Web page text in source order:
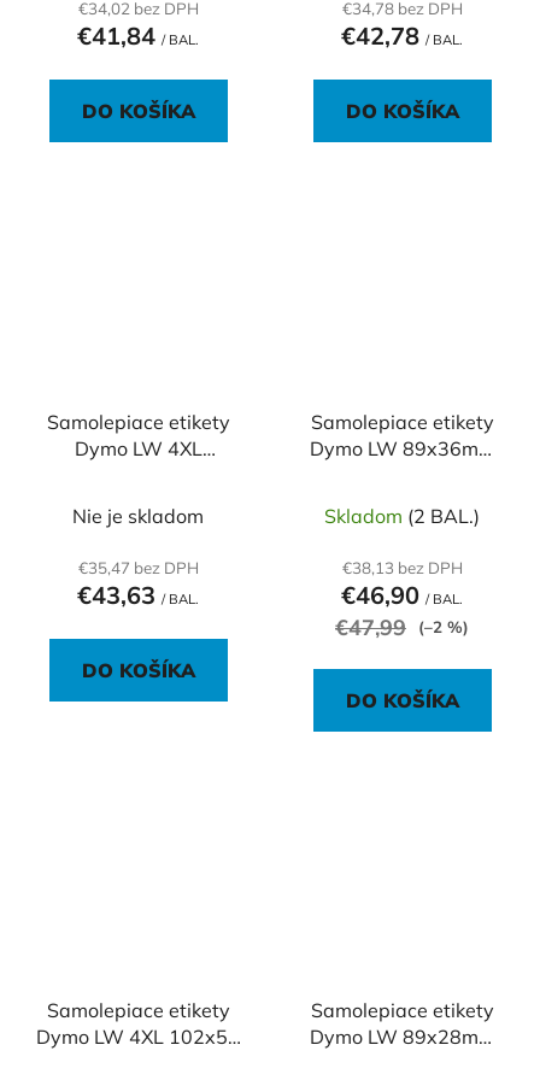
€34,02 bez DPH
€41,84 / BAL.
DO KOŠÍKA
€34,78 bez DPH
€42,78 / BAL.
DO KOŠÍKA
Samolepiace etikety
Dymo LW 4XL
Nie je skladom
€35,47 bez DPH
€43,63 / BAL.
DO KOŠÍKA
Samolepiace etikety
Dymo LW 89x36mm
Skladom (2 BAL.)
€38,13 bez DPH
€46,90 / BAL.
€47,99 (–2 %)
DO KOŠÍKA
Samolepiace etikety
Dymo LW 4XL 102x59
Samolepiace etikety
Dymo LW 89x28mm